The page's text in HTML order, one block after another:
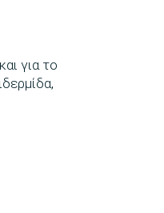
για το